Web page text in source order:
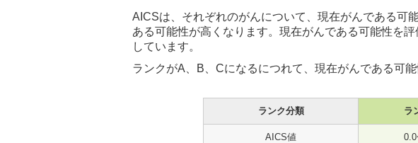
AICSは、それぞれのがんについて、現在がんである可
ある可能性が高くなります。現在がんである可能性を
しています。
ランクがA、B、Cになるにつれて、現在がんである可
ランク分類 ラ
AICS値